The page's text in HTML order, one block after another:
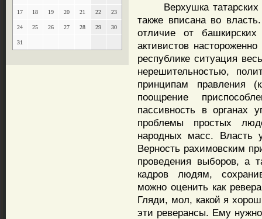
17 18 19 20 21 22 23
24 25 26 27 28 29 30
31
Верхушка татарских
также вписана во
отличие от башкирских
активистов
республике ситуация
нерешительностью,
принципам правления
поощрение
пассивность в органах
проблемы простых
народных масс. Власть
Верность рахимовским
проведения выборов, а
кадров людям,
можно оценить как
Гляди, мол, какой я
эти реверансы. Ему